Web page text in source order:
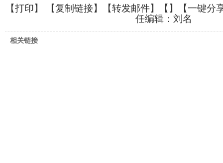
【打印】 【复制链接】【转发邮件】【 】
【一键分
任编辑：刘名
相关链接